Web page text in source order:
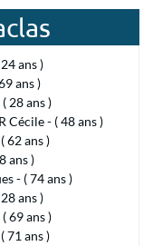
ans )
ans )
28 ans )
Cécile - ( 48 ans )
62 ans )
ans )
- ( 74 ans )
ans )
69 ans )
71 ans )